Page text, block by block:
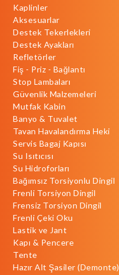
Kaplinler
Aksesuarlar
Destek Tekerlekleri
Destek Ayakları
Refletörler
Fiş - Priz - Bağlantı
Stop Lambaları
Güvenlik Malzemeleri
Mutfak Kabin
Banyo & Tuvalet
Tavan Havalandırma Heki
Servis Bagaj Kapısı
Su Isıtıcısı
Su Hidroforları
Bağımsız Torsiyonlu Dingil
Frenli Torsiyon Dingil
Frensiz Torsiyon Dingil
Frenli Çeki Oku
Lastik ve Jant
Kapı & Pencere
Tente
Hazır Alt Şasiler (Demonte)